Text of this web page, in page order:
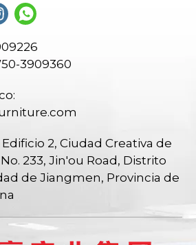
3909360
2, Ciudad Creativa de
233, Jin'ou Road, Distrito
de Jiangmen, Provincia de